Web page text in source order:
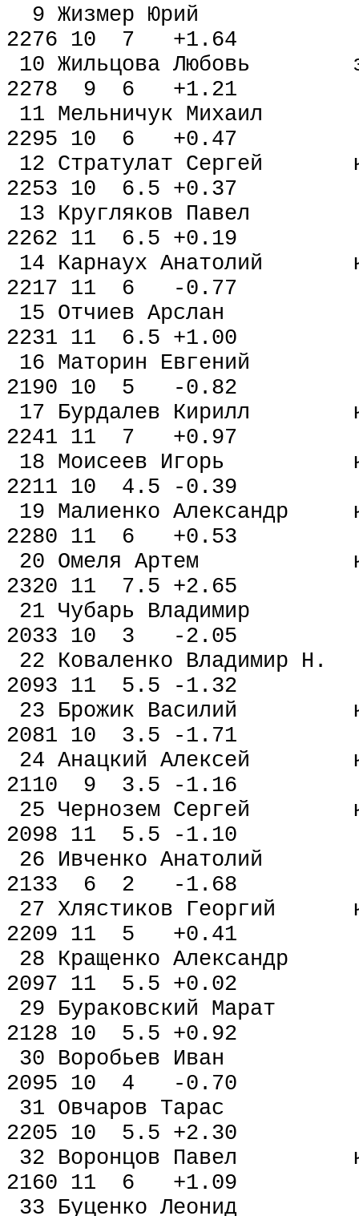
9 Жизмер Юрий мм
2276 10 7 +1.64
10 Жильцова Любовь
2278 9 6 +1.21
11 Мельничук
2295 10 6 +0.47
12 Стратулат
2253 10 6.5 +0.37
13 Кругляков
2262 11 6.5 +0.19
14 Карнаух
2217 11 6 -0.77
15 Отчиев Арслан
2231 11 6.5 +1.00
16 Маторин
2190 10 5 -0.82
17 Бурдалев
2241 11 7 +0.97
18 Моисеев Игорь
2211 10 4.5 -0.39
19 Малиенко
2280 11 6 +0.53
20 Омеля Артем
2320 11 7.5 +2.65
21 Чубарь Владимир
2033 10 3 -2.05
22 Коваленко
2093 11 5.5 -1.32
23 Брожик Василий
2081 10 3.5 -1.71
24 Анацкий
2110 9 3.5 -1.16
25 Чернозем
2098 11 5.5 -1.10
26 Ивченко
2133 6 2 -1.68
27 Хлястиков
2209 11 5 +0.41
28 Кращенко
2097 11 5.5 +0.02
29 Бураковский
2128 10 5.5 +0.92
30 Воробьев
2095 10 4 -0.70
31 Овчаров Тарас
2205 10 5.5 +2.30
32 Воронцов Павел
2160 11 6 +1.09
33 Буценко